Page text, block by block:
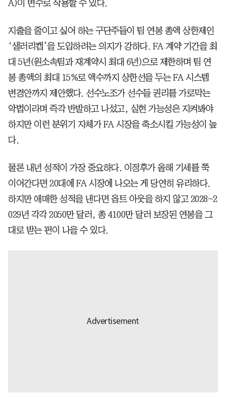
A)이 변수로 작용할 수 있다.
지출을 줄이고 싶어 하는 구단주들이 팀 연봉 총액 상한제인
‘샐러리캡’을 도입하려는 의지가 강하다. FA 계약 기간을 최
대 5년(원소속팀과 재계약시 최대 6년)으로 제한하며 팀 연
봉 총액의 최대 15%로 액수까지 상한선을 두는 FA 시스템
변경안까지 제안했다. 선수노조가 선수들 권리를 가로막는
악법이라며 즉각 반발하고 나섰고, 실현 가능성은 지켜봐야
하지만 이런 분위기 자체가 FA 시장을 축소시킬 가능성이 높
다.
물론 내년 성적이 가장 중요하다. 이정후가 올해 기세를 쭉
이어간다면 20대에 FA 시장에 나오는 게 당연히 유리하다.
하지만 애매한 성적을 낸다면 옵트 아웃을 하지 않고 2028~2
029년 각각 2050만 달러, 총 4100만 달러 보장된 연봉을 그
대로 받는 편이 나을 수 있다.